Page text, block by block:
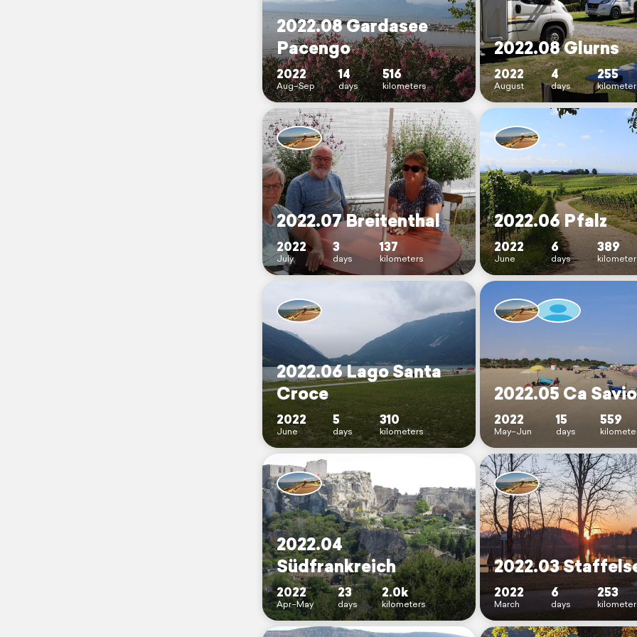
2022.08 Gardasee
Pacengo
2022
Aug–Sep
14
days
516
kilometers
2022.08 Glurns
2022
August
4
days
255
2022.07 Breitenthal
2022
July
3
days
137
kilometers
2022.06 Pfalz
2022
June
6
days
389
2022.06 Lago Santa
Croce
2022
June
5
days
310
kilometers
2022.05 Ca Savio
2022
May–Jun
15
days
559
2022.04
Südfrankreich
2022
Apr–May
23
days
2.0k
kilometers
2022.03
2022
March
6
days
253